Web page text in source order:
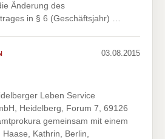
Änderung des
in § 6 (Geschäftsjahr) …
03.08.2015
Leben Service
Heidelberg, Forum 7, 69126
gemeinsam mit einem
Kathrin, Berlin,